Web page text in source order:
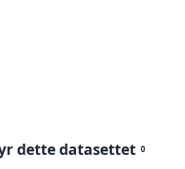
dette datasettet 0